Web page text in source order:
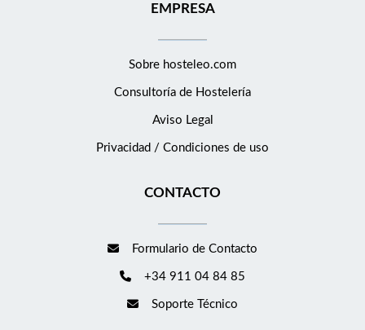
EMPRESA
Sobre hosteleo.com
Consultoría de Hostelería
Aviso Legal
Privacidad / Condiciones de uso
CONTACTO
Formulario de Contacto
+34 911 04 84 85
Soporte Técnico